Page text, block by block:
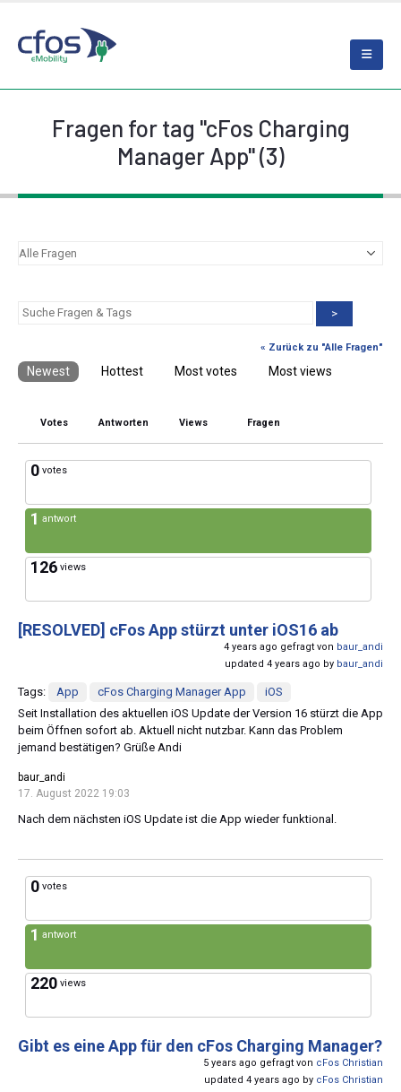
Fragen for tag "cFos Charging
Manager App" (3)
>
« Zurück zu "Alle Fragen"
Newest Hottest Most votes Most views
Votes Antworten Views Fragen
0 votes
1 antwort
126 views
[RESOLVED] cFos App stürzt unter iOS16 ab
4 years ago gefragt von baur_andi
updated 4 years ago by baur_andi
Tags: App cFos Charging Manager App
iOS
Seit Installation des aktuellen iOS Update der Version 16 stürzt die App
beim Öffnen sofort ab. Aktuell nicht nutzbar. Kann das Problem
jemand bestätigen? Grüße Andi
baur_andi
17. August 2022 19:03
Nach dem nächsten iOS Update ist die App wieder funktional.
0 votes
1 antwort
220 views
Gibt es eine App für den cFos Charging Manager?
5 years ago gefragt von cFos Christian
updated 4 years ago by cFos Christian